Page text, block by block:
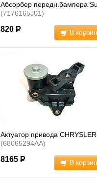
Абсорбер передн.бампера
(7176165J01)
820 Р В
Актуатор привода CHRYSLER
(68065294AA)
8165 Р В